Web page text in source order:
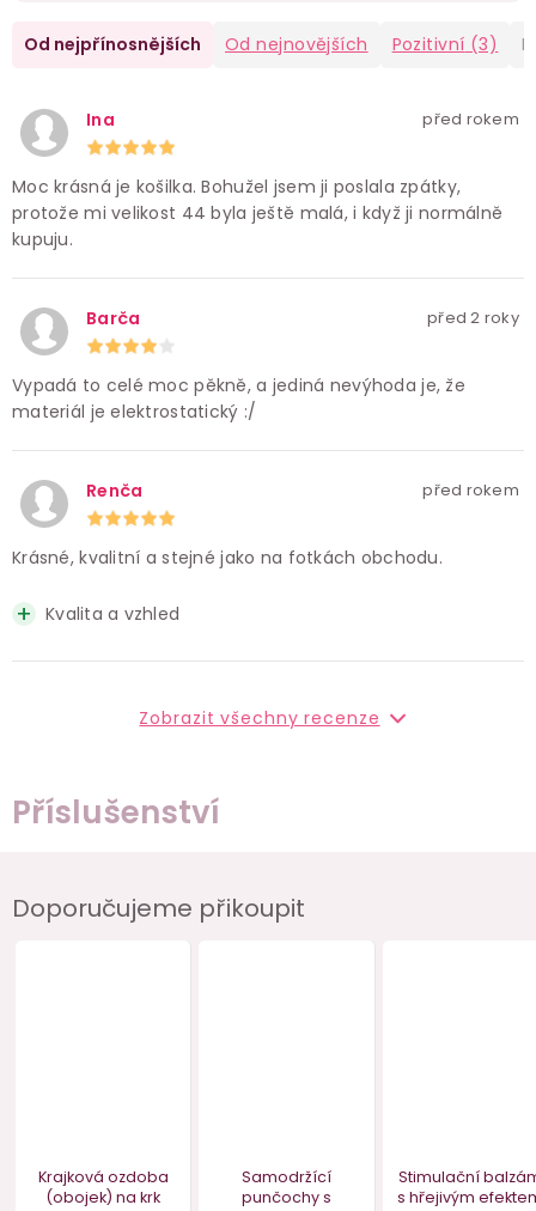
Příslušenství
Od nejpřínosnějších Od nejnovějších Pozitivní (3)
Ina před rokem
Moc krásná je košilka. Bohužel jsem ji poslala zpátky,
protože mi velikost 44 byla ještě malá, i když ji normálně
kupuju.
Barča před 2 roky
Vypadá to celé moc pěkně, a jediná nevýhoda je, že
materiál je elektrostatický :/
Renča před rokem
Krásné, kvalitní a stejné jako na fotkách obchodu.
Kvalita a vzhled
Zobrazit všechny recenze
Doporučujeme přikoupit